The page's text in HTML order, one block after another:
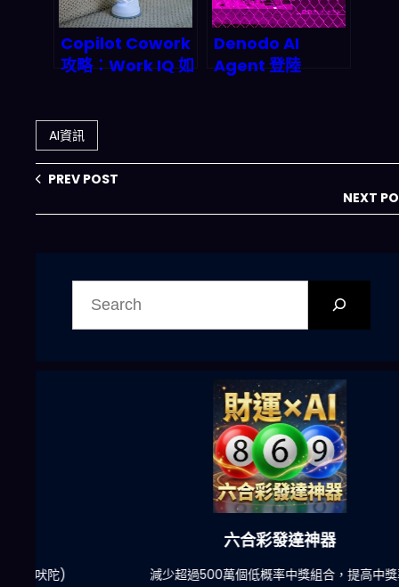
Copilot Cowork
攻略：Work IQ 如
企業自動化革命
Denodo AI
Agent 登陸
AI資訊
PREV POST
NEXT
六合彩發達神器
減少超過500萬個低概率中獎組合，提高中獎率